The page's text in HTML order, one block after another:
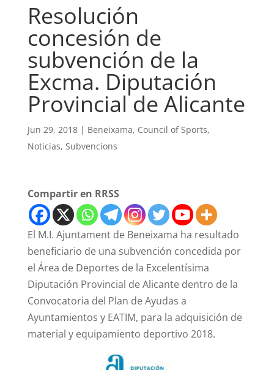
Resolución
concesión de
subvención de la
Excma. Diputación
Provincial de Alicante
Jun 29, 2018| Beneixama, Council of Sports,
Noticias, Subvencions
Compartir en RRSS
El M.I. Ajuntament de Beneixama ha resultado
beneficiario de una subvención concedida por
el Área de Deportes de la Excelentísima
Diputación Provincial de Alicante dentro de la
Convocatoria del Plan de Ayudas a
Ayuntamientos y EATIM, para la adquisición de
material y equipamiento deportivo 2018.